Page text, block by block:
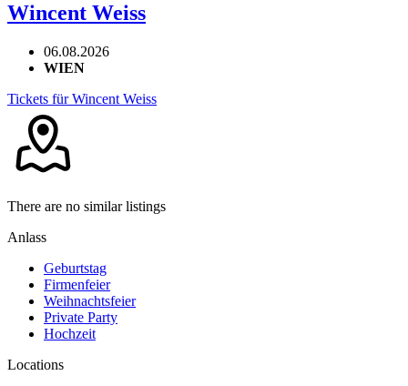
Wincent Weiss
06.08.2026
WIEN
Tickets für Wincent Weiss
There are no similar listings
Anlass
Geburtstag
Firmenfeier
Weihnachtsfeier
Private Party
Hochzeit
Locations